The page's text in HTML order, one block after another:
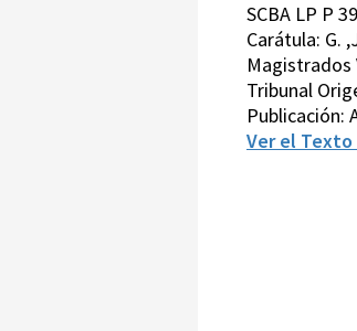
SCBA LP P
Carátula: G.
Magistrados
Tribunal
Publicación:
Ver el